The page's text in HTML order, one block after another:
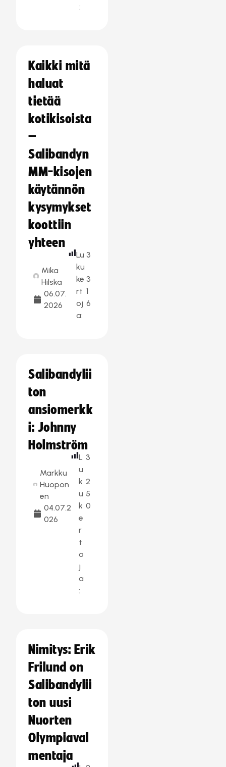
:
Kaikki mitä
haluat
tietää
kotikisoista
–
Salibandyn
MM-kisojen
käytännön
kysymykset
koottiin
yhteen
Mika
Hilska
06.07.
2026
Lu
ku
ke
rt
oj
a:
3
3
1
6
Salibandylii
ton
ansiomerkk
i: Johnny
Holmström
Markku
Huopon
en
04.07.2
026
L
u
k
u
k
e
r
t
o
j
a
:
3
2
5
0
Nimitys: Erik
Frilund on
Salibandylii
ton uusi
Nuorten
Olympiaval
mentaja